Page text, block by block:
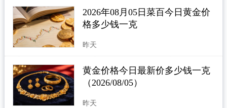
2026年08月05日菜百今日黄金价
格多少钱一克
昨天
黄金价格今日最新价多少钱一克
（2026/08/05）
昨天